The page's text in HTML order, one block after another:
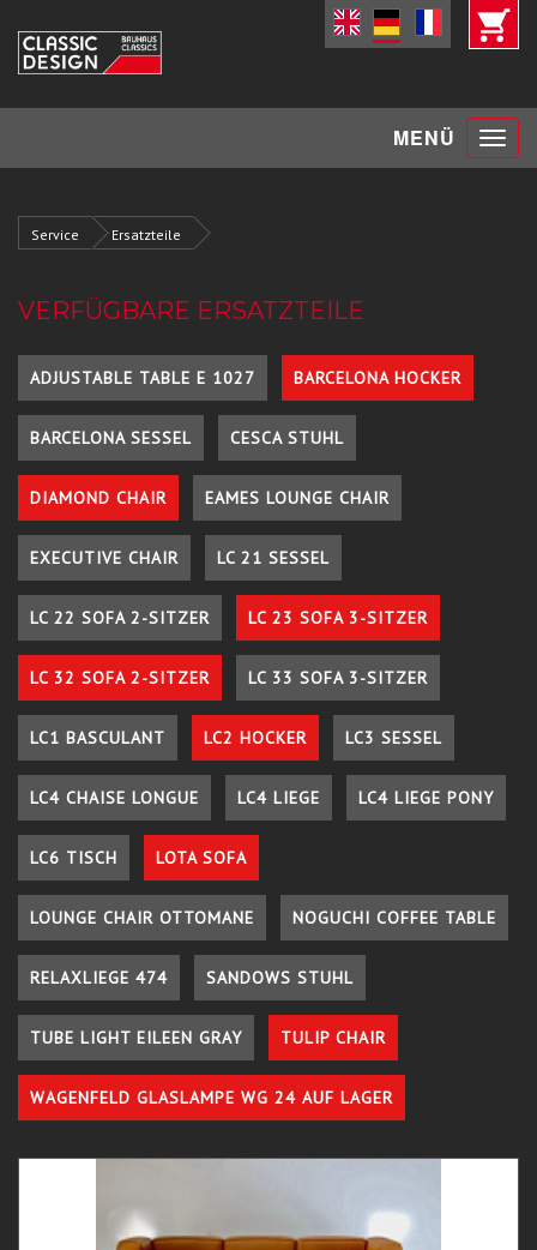
MENÜ Toggle
Service Ersatzteile
VERFÜGBARE ERSATZTEILE
ADJUSTABLE TABLE E 1027 BARCELONA HOCKER
BARCELONA SESSEL CESCA STUHL
DIAMOND CHAIR EAMES LOUNGE CHAIR
EXECUTIVE CHAIR LC 21 SESSEL
LC 22 SOFA 2-SITZER LC 23 SOFA 3-SITZER
LC 32 SOFA 2-SITZER LC 33 SOFA 3-SITZER
LC1 BASCULANT LC2 HOCKER LC3 SESSEL
LC4 CHAISE LONGUE LC4 LIEGE LC4 LIEGE PONY
LC6 TISCH LOTA SOFA
LOUNGE CHAIR OTTOMANE NOGUCHI COFFEE TABLE
RELAXLIEGE 474 SANDOWS STUHL
TUBE LIGHT EILEEN GRAY TULIP CHAIR
WAGENFELD GLASLAMPE WG 24 AUF LAGER